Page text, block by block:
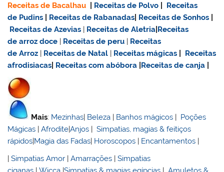
Receitas de Bacalhau
Receitas de Polvo
Receitas
de Pudins
Receitas de Rabanadas Receitas de Sonhos
Receitas de Azevias | Receitas de Aletria Receitas
dearroz doce | Receitas de peru | Receitas
de Arroz | Receitas de Natal | Receitas mágicas
Receitas
afrodisiacas Receitas com abóbora Receitas de canja
Mais: Mezinhas| Beleza | Banhos mágicos | Poções
Mágicas |Afrodite|Anjos |Simpatias, magias & feitiços
rápidos|Magia das Fadas| Horoscopos | Encantamentos |
|Simpatias Amor |Amarrações |Simpatias